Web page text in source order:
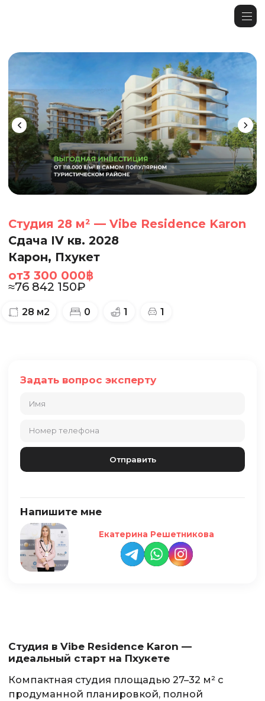
Студия 28 м² — Vibe Residence Karon
Сдача IV кв. 2028
Карон, Пхукет
от3 300 000฿
≈76 842 150₽
28 м2 0 1 1
Задать вопрос эксперту
Напишите мне
Екатерина Решетникова
Студия в Vibe Residence Karon —
идеальный старт на Пхукете
Компактная студия площадью 27–32 м² с
продуманной планировкой, полной